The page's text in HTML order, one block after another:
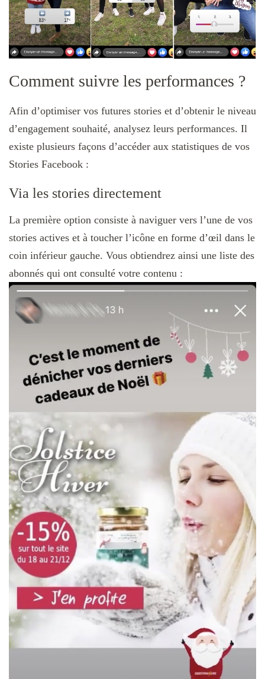
Comment suivre les performances ?
Afin d’optimiser vos futures stories et d’obtenir le niveau
d’engagement souhaité, analysez leurs performances. Il
existe plusieurs façons d’accéder aux statistiques de vos
Stories Facebook :
Via les stories directement
La première option consiste à naviguer vers l’une de vos
stories actives et à toucher l’icône en forme d’œil dans le
coin inférieur gauche. Vous obtiendrez ainsi une liste des
abonnés qui ont consulté votre contenu :